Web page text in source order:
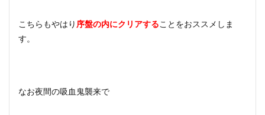
こちらもやはり 序盤の内にクリアする ことをおススメしま
す。
なお夜間の吸血鬼襲来で